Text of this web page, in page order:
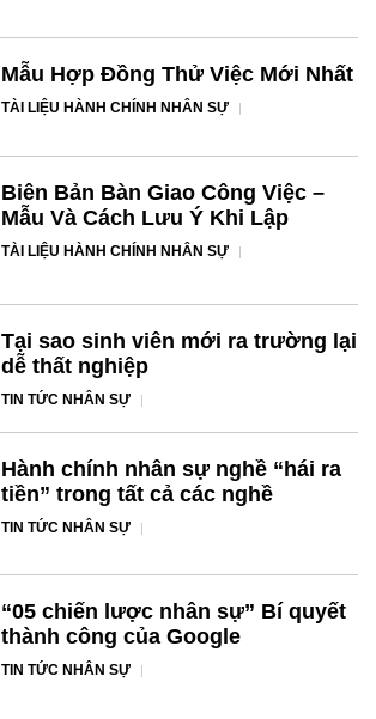
Mẫu Hợp Đồng Thử Việc Mới Nhất
TÀI LIỆU HÀNH CHÍNH NHÂN SỰ
Biên Bản Bàn Giao Công Việc –
Mẫu Và Cách Lưu Ý Khi Lập
TÀI LIỆU HÀNH CHÍNH NHÂN SỰ
Tại sao sinh viên mới ra trường lại
dễ thất nghiệp
TIN TỨC NHÂN SỰ
Hành chính nhân sự nghề “hái ra
tiền” trong tất cả các nghề
TIN TỨC NHÂN SỰ
“05 chiến lược nhân sự” Bí quyết
thành công của Google
TIN TỨC NHÂN SỰ